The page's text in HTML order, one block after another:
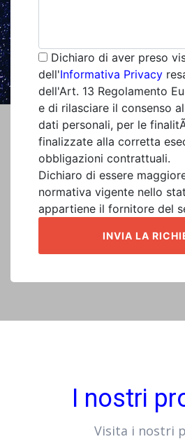
Dichiaro di aver preso
dell'Informativa Privacy
dell'Art. 13 Regolamento
e di rilasciare il consenso
dati personali, per le
finalizzate alla corretta
obbligazioni contrattuali.
Dichiaro di essere
normativa vigente nello
appartiene il fornitore del
I nostri
Visita i nostri